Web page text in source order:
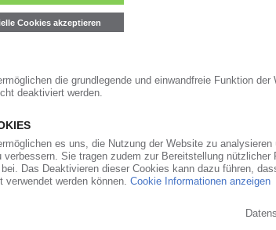
zieht die Preise nach unten /
kam es zu einem Preissturz, nachdem das
zwischen den USA und dem Iran den
ließ. Im Windschatten von Öl, Naphtha
Referenz um 270 EUR/t nach unten
Polystyrol, EPS und... (04.08.2026)